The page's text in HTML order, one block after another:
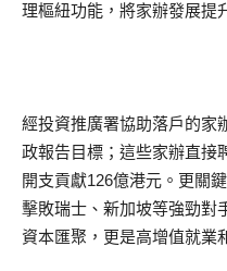
理樞紐功能，將家辦發展提
經投資推廣署協助落戶的家
政報告目標；這些家辦直接
開支貢獻126億港元。更關
擊敗瑞士、新加坡等強勁對
資本匯聚，更是高增值就業